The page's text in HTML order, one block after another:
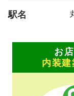
駅名
お
内装